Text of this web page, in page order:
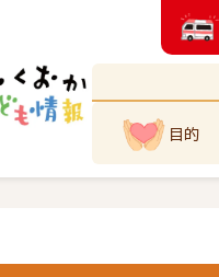
目的